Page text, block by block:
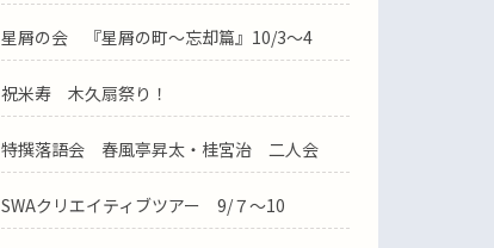
星屑の会 『星屑の町～忘却篇』10/3～4
祝米寿 木久扇祭り！
特撰落語会 春風亭昇太・桂宮治 二人会
SWAクリエイティブツアー 9/７～10